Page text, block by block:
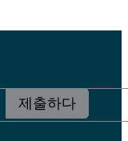
제출하다